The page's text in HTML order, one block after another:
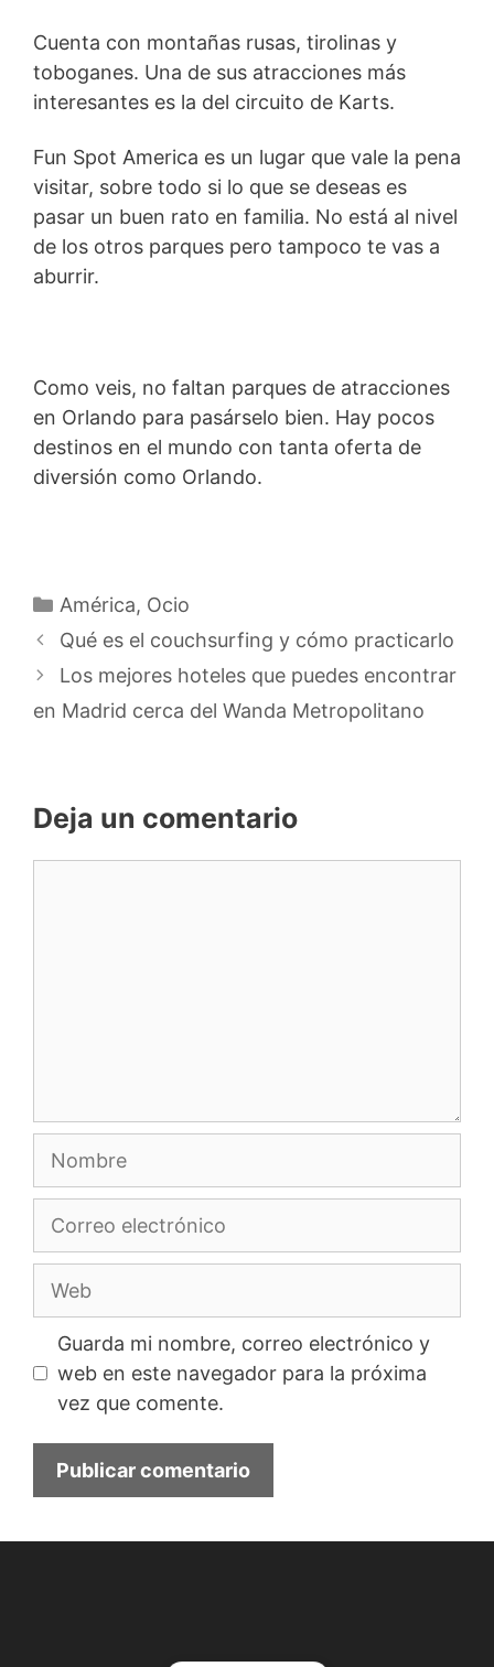
Cuenta con montañas rusas, tirolinas y
toboganes. Una de sus atracciones más
interesantes es la del circuito de Karts.
Fun Spot America es un lugar que vale la pena
visitar, sobre todo si lo que se deseas es
pasar un buen rato en familia. No está al nivel
de los otros parques pero tampoco te vas a
aburrir.
Como veis, no faltan parques de atracciones
en Orlando para pasárselo bien. Hay pocos
destinos en el mundo con tanta oferta de
diversión como Orlando.
Categorías
América, Ocio
Qué es el couchsurfing y cómo practicarlo
Los mejores hoteles que puedes encontrar
en Madrid cerca del Wanda Metropolitano
Deja un comentario
Correo
electrónico
Guarda mi nombre, correo electrónico y
web en este navegador para la próxima
vez que comente.